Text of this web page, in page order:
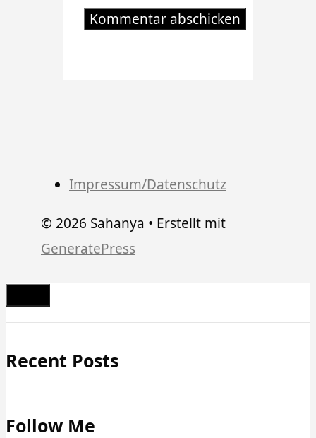
Impressum/Datenschutz
© 2026 Sahanya • Erstellt mit
GeneratePress
Schließen
Recent Posts
Follow Me